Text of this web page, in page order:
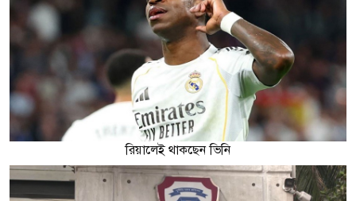
রিয়ালেই থাকছেন ভিনি